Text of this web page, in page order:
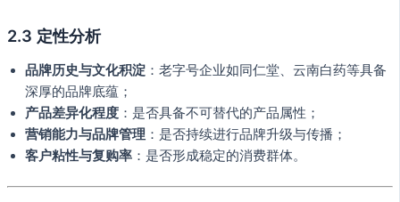
2.3 定性分析
品牌历史与文化积淀 ：老字号企业如同仁堂、云南白药等具备
深厚的品牌底蕴；
产品差异化程度 ：是否具备不可替代的产品属性；
营销能力与品牌管理 ：是否持续进行品牌升级与传播；
客户粘性与复购率 ：是否形成稳定的消费群体。